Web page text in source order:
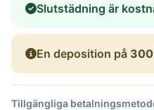
Slutstädning är
En deposition på
Tillgängliga